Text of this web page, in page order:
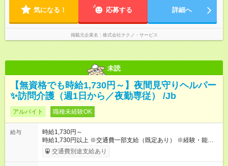
気になる！ 応募する 詳細へ
掲載元企業名 株式会社テクノ・サービス
未読
【無資格でも時給1,730円～】夜間見守りヘルパー
✨訪問介護（週1日から／夜勤専従） /Jb
アルバイト 職種未経験OK
給与
時給1,730円～
時給1,730円以上 ※交通費一部支給（既定あり） ※経験・能力を
考慮して決定します 【収入例】 週1回勤務の場合：1,730円×8時
間×4回=5万5,360円 週3回勤務の場合：1,730円×8時間×12回
交通費別途支給あり